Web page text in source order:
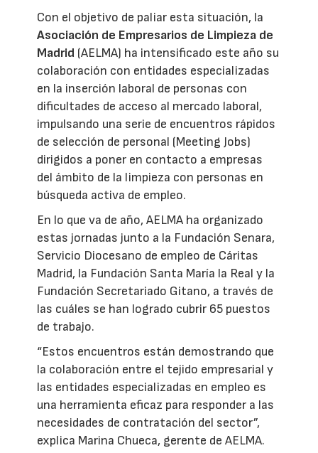
Con el objetivo de paliar esta situación, la
Asociación de Empresarios de Limpieza de
Madrid (AELMA) ha intensificado este año su
colaboración con entidades especializadas
en la inserción laboral de personas con
dificultades de acceso al mercado laboral,
impulsando una serie de encuentros rápidos
de selección de personal (Meeting Jobs)
dirigidos a poner en contacto a empresas
del ámbito de la limpieza con personas en
búsqueda activa de empleo.
En lo que va de año, AELMA ha organizado
estas jornadas junto a la Fundación Senara,
Servicio Diocesano de empleo de Cáritas
Madrid, la Fundación Santa María la Real y la
Fundación Secretariado Gitano, a través de
las cuáles se han logrado cubrir 65 puestos
de trabajo.
“Estos encuentros están demostrando que
la colaboración entre el tejido empresarial y
las entidades especializadas en empleo es
una herramienta eficaz para responder a las
necesidades de contratación del sector”,
explica Marina Chueca, gerente de AELMA.